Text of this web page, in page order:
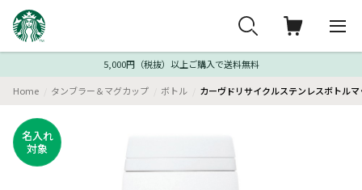
5,000円（税抜）以上ご購入で送料無料
Home タンブラー＆マグカップ ボトル カーヴドリサイクルステンレスボトル
名入れ
対象